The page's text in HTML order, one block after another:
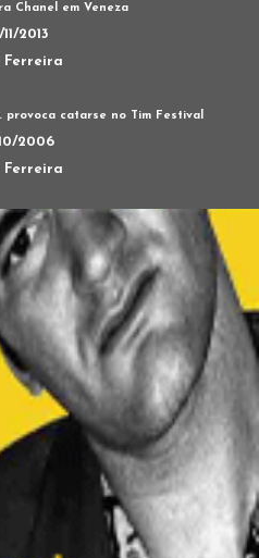
Chanel em Veneza
2013
Ferreira
provoca catarse no Tim Festival
2006
Ferreira